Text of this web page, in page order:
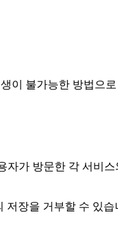
이 불가능한 방법으
가 방문한 각 서비스
장을 거부할 수 있